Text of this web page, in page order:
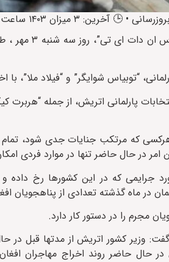
، به نقل از
“توبیاس شوایگر” و “فیلاد ملا”،
پارلمانی اتریش، از جمله
هرکسی که مرتکب جنایات جدی شود،
امر در حال حاضر تنها در موارد فردی
جرایمی که در این کشورها رخ داده و
در ماه گذشته تعدادی از پناهجویان
مجرم را در دستور کار دارد.
وزیر کشور اتریش از مدتها قبل در
حال حاضر روند اخراج مهاجران